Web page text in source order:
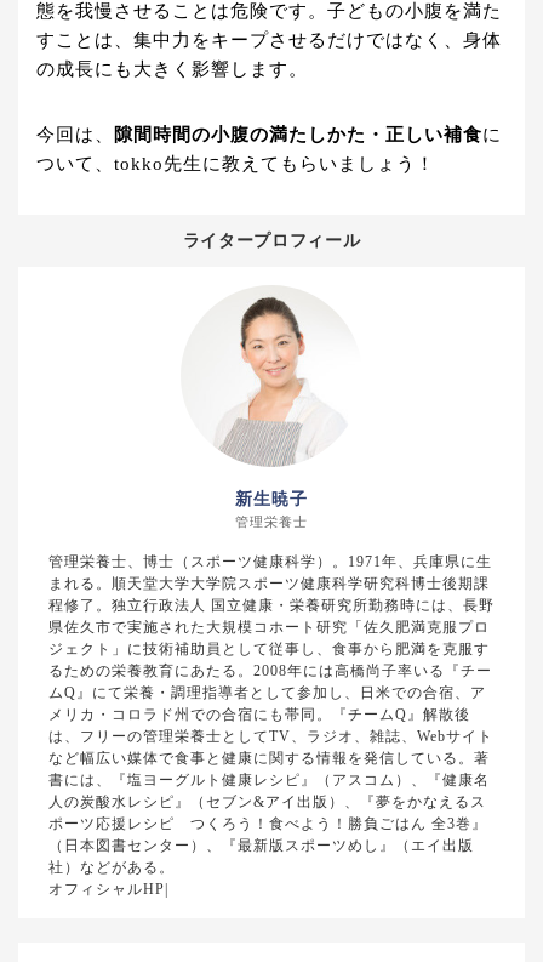
態を我慢させることは危険です。子どもの小腹を満た
すことは、集中力をキープさせるだけではなく、身体
の成長にも大きく影響します。
今回は、 隙間時間の小腹の満たしかた・正しい補食に
ついて、tokko先生に教えてもらいましょう！
ライタープロフィール
新生暁子
管理栄養士
管理栄養士、博士（スポーツ健康科学）。1971年、兵庫県に生
まれる。順天堂大学大学院スポーツ健康科学研究科博士後期課
程修了。独立行政法人 国立健康・栄養研究所勤務時には、長野
県佐久市で実施された大規模コホート研究「佐久肥満克服プロ
ジェクト」に技術補助員として従事し、食事から肥満を克服す
るための栄養教育にあたる。2008年には高橋尚子率いる『チー
ムQ』にて栄養・調理指導者として参加し、日米での合宿、ア
メリカ・コロラド州での合宿にも帯同。『チームQ』解散後
は、フリーの管理栄養士としてTV、ラジオ、雑誌、Webサイト
など幅広い媒体で食事と健康に関する情報を発信している。著
書には、『塩ヨーグルト健康レシピ』（アスコム）、『健康名
人の炭酸水レシピ』（セブン&アイ出版）、『夢をかなえるス
ポーツ応援レシピ つくろう！食べよう！勝負ごはん 全3巻』
（日本図書センター）、『最新版スポーツめし』（エイ出版
社）などがある。
オフィシャルHP|